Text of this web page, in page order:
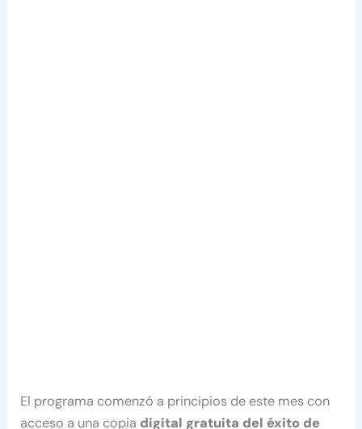
El programa comenzó a principios de este mes con
acceso a una copia digital gratuita del éxito de